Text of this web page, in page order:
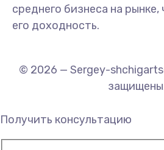
среднего бизнеса на
его доходность.
© 2026 — Sergey-
Получить консультацию